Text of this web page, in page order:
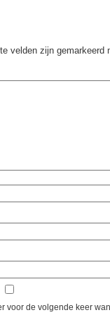
velden zijn gemarkeerd
voor de volgende keer